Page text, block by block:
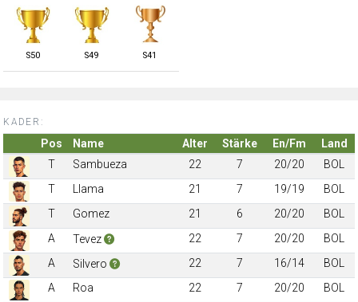
S50 S49 S41
KADER:
Pos Name Alter Stärke En/Fm
Land
T
Sambueza 22 7 20/20
BOL
T
Llama 21 7 19/19
BOL
T
Gomez 21 6 20/20
BOL
A
Tevez 22 7 20/20
BOL
A
Silvero 22 7 16/14
BOL
A
Roa 22 7 20/20
BOL